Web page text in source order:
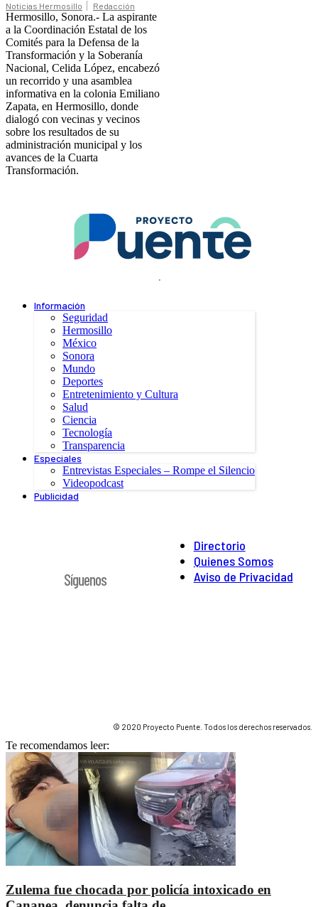
Noticias Hermosillo Redacción
Hermosillo, Sonora.- La aspirante
a la Coordinación Estatal de los
Comités para la Defensa de la
Transformación y la Soberanía
Nacional, Celida López, encabezó
un recorrido y una asamblea
informativa en la colonia Emiliano
Zapata, en Hermosillo, donde
dialogó con vecinas y vecinos
sobre los resultados de su
administración municipal y los
avances de la Cuarta
Transformación.
.
Información
Seguridad
Hermosillo
México
Sonora
Mundo
Deportes
Entretenimiento y Cultura
Salud
Ciencia
Tecnología
Transparencia
Especiales
Entrevistas Especiales – Rompe el Silencio
Videopodcast
Publicidad
Directorio
Quienes Somos
Aviso de Privacidad
Síguenos
© 2020 Proyecto Puente. Todos los derechos reservados.
Te recomendamos leer:
Zulema fue chocada por policía intoxicado en